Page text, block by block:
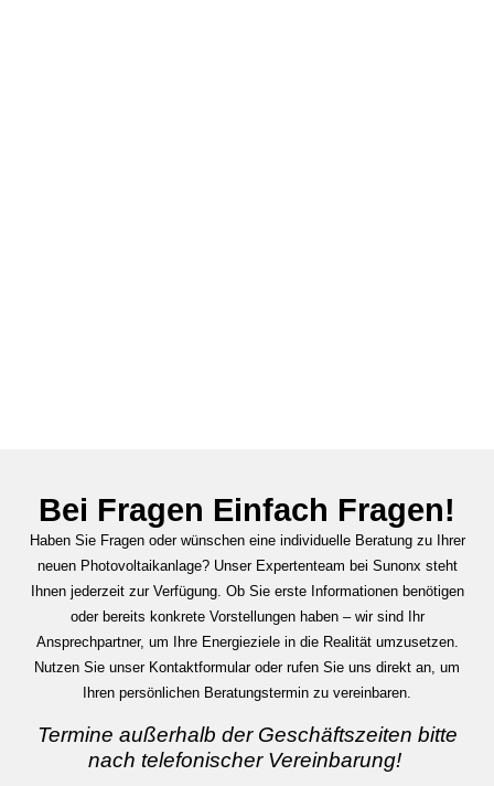
Bei Fragen Einfach Fragen!
Haben Sie Fragen oder wünschen eine individuelle Beratung zu Ihrer
neuen Photovoltaikanlage? Unser Expertenteam bei Sunonx steht
Ihnen jederzeit zur Verfügung. Ob Sie erste Informationen benötigen
oder bereits konkrete Vorstellungen haben – wir sind Ihr
Ansprechpartner, um Ihre Energieziele in die Realität umzusetzen.
Nutzen Sie unser Kontaktformular oder rufen Sie uns direkt an, um
Ihren persönlichen Beratungstermin zu vereinbaren.
Termine außerhalb der Geschäftszeiten bitte
nach telefonischer Vereinbarung!